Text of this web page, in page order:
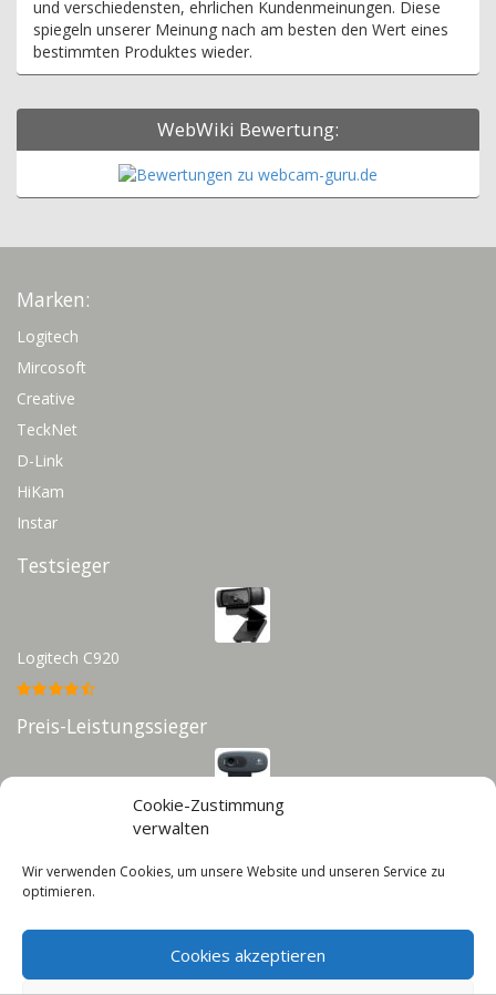
Cookie-Zustimmung
verwalten
Wir verwenden Cookies, um unsere Website und unseren Service zu
optimieren.
Cookies akzeptieren
und verschiedensten, ehrlichen Kundenmeinungen. Diese
spiegeln unserer Meinung nach am besten den Wert eines
bestimmten Produktes wieder.
WebWiki Bewertung:
Marken:
Logitech
Mircosoft
Creative
TeckNet
D-Link
HiKam
Instar
Testsieger
Logitech C920
Preis-Leistungssieger
Infos
Cookie-Richtlinie (EU)